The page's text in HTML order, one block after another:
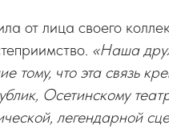
от лица своего
«Наша
что эта связь
Осетинскому
легендарной